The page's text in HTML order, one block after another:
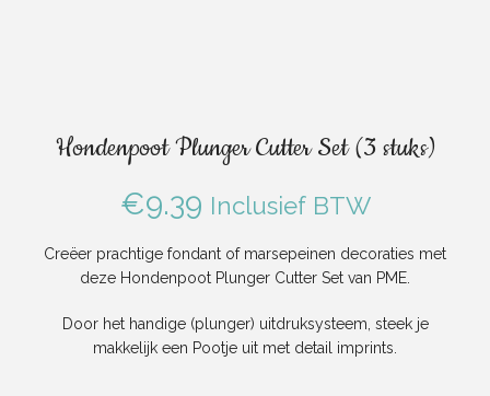
Hondenpoot Plunger Cutter Set (3 stuks)
€9.39 Inclusief BTW
Creëer prachtige fondant of marsepeinen decoraties met
deze Hondenpoot Plunger Cutter Set van PME.
Door het handige (plunger) uitdruksysteem, steek je
makkelijk een Pootje uit met detail imprints.